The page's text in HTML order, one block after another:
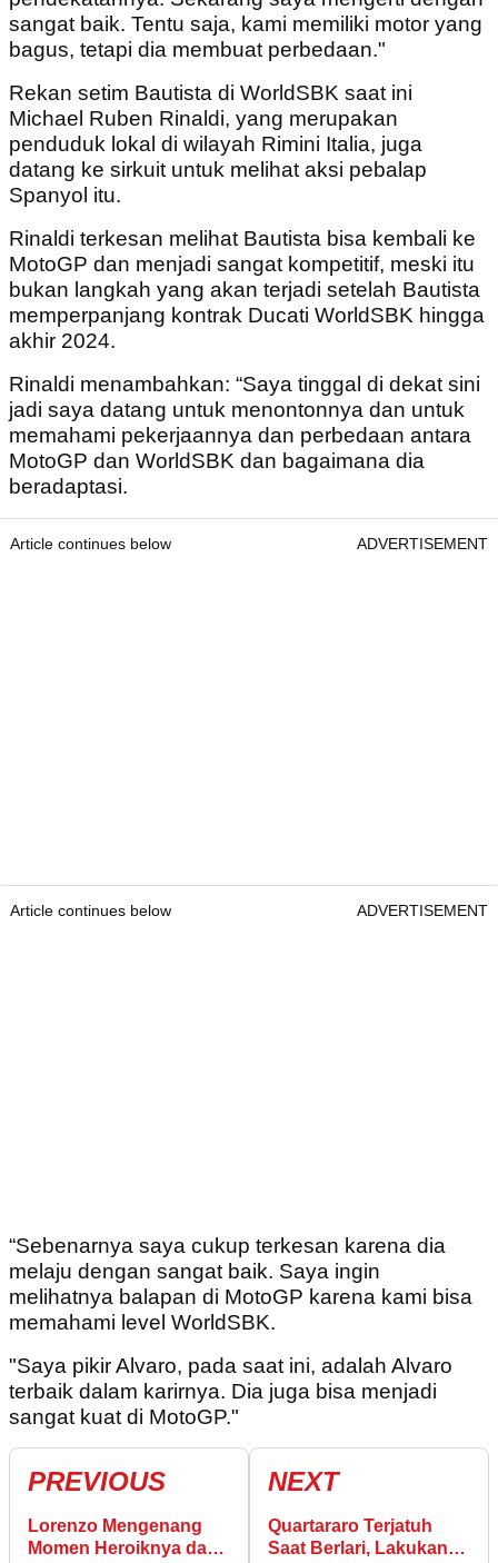
sangat baik. Tentu saja, kami memiliki motor yang
bagus, tetapi dia membuat perbedaan."
Rekan setim Bautista di WorldSBK saat ini
Michael Ruben Rinaldi, yang merupakan
penduduk lokal di wilayah Rimini Italia, juga
datang ke sirkuit untuk melihat aksi pebalap
Spanyol itu.
Rinaldi terkesan melihat Bautista bisa kembali ke
MotoGP dan menjadi sangat kompetitif, meski itu
bukan langkah yang akan terjadi setelah Bautista
memperpanjang kontrak Ducati WorldSBK hingga
akhir 2024.
Rinaldi menambahkan: “Saya tinggal di dekat sini
jadi saya datang untuk menontonnya dan untuk
memahami pekerjaannya dan perbedaan antara
MotoGP dan WorldSBK dan bagaimana dia
beradaptasi.
Article continues below ADVERTISEMENT
Article continues below ADVERTISEMENT
“Sebenarnya saya cukup terkesan karena dia
melaju dengan sangat baik. Saya ingin
melihatnya balapan di MotoGP karena kami bisa
memahami level WorldSBK.
"Saya pikir Alvaro, pada saat ini, adalah Alvaro
terbaik dalam karirnya. Dia juga bisa menjadi
sangat kuat di MotoGP."
PREVIOUS
Lorenzo Mengenang
Momen Heroiknya dari
NEXT
Quartararo Terjatuh
Saat Berlari, Lakukan